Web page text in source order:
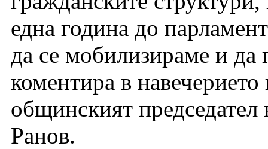
една година до
да се мобилизираме и да
коментира в
общинският
Ранов.